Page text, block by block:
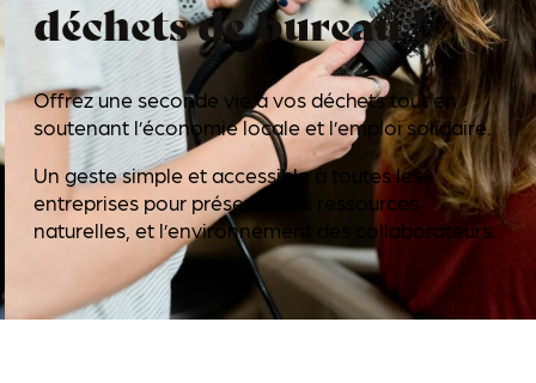
déchets de bureau !
Offrez une seconde vie à vos déchets tout en
soutenant l’économie locale et l’emploi solidaire.
Un geste simple et accessible à toutes les
entreprises pour préserver les ressources
naturelles, et l’environnement des collaborateurs.